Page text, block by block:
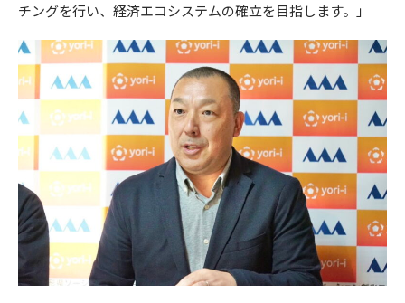
チングを行い、経済エコシステムの確立を目指します。」